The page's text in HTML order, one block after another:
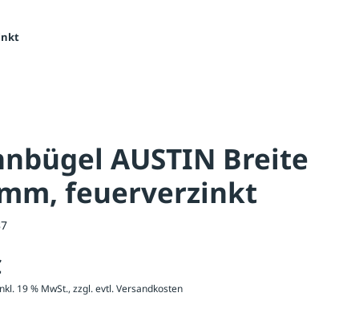
AUSTIN Breite
feuerverzinkt
19 % MwSt., zzgl. evtl.Versandkosten